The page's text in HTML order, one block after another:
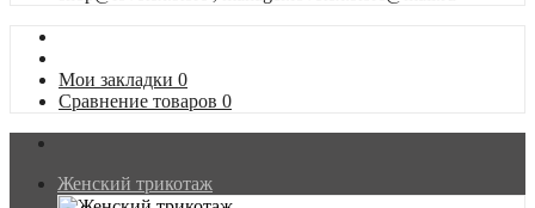
Мои закладки 0
Сравнение товаров 0
Женский трикотаж